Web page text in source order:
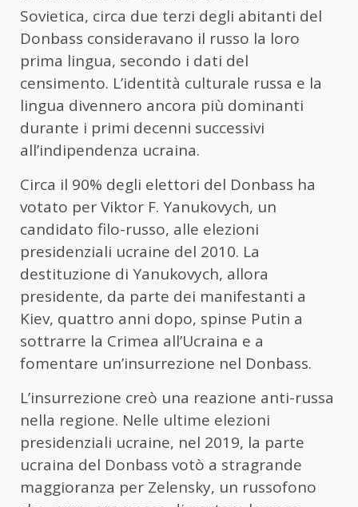
Sovietica, circa due terzi degli abitanti del
Donbass consideravano il russo la loro
prima lingua, secondo i dati del
censimento. L’identità culturale russa e la
lingua divennero ancora più dominanti
durante i primi decenni successivi
all’indipendenza ucraina.
Circa il 90% degli elettori del Donbass ha
votato per Viktor F. Yanukovych, un
candidato filo-russo, alle elezioni
presidenziali ucraine del 2010. La
destituzione di Yanukovych, allora
presidente, da parte dei manifestanti a
Kiev, quattro anni dopo, spinse Putin a
sottrarre la Crimea all’Ucraina e a
fomentare un’insurrezione nel Donbass.
L’insurrezione creò una reazione anti-russa
nella regione. Nelle ultime elezioni
presidenziali ucraine, nel 2019, la parte
ucraina del Donbass votò a stragrande
maggioranza per Zelensky, un russofono